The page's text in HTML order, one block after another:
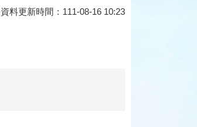
資料更新時間：111-08-16 10:23